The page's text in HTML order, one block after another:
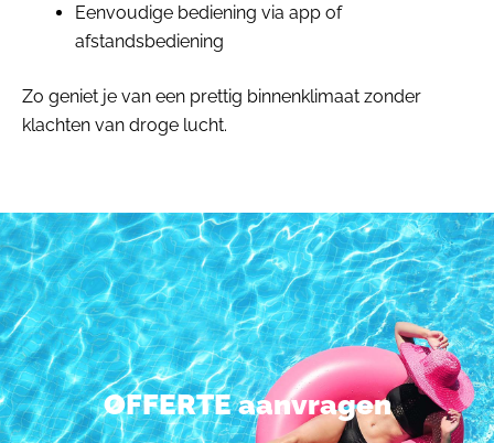
Eenvoudige bediening via app of
afstandsbediening
Zo geniet je van een prettig binnenklimaat zonder
klachten van droge lucht.
OFFERTE aanvragen